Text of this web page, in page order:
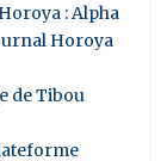
: Alpha
Horoya
de Tibou